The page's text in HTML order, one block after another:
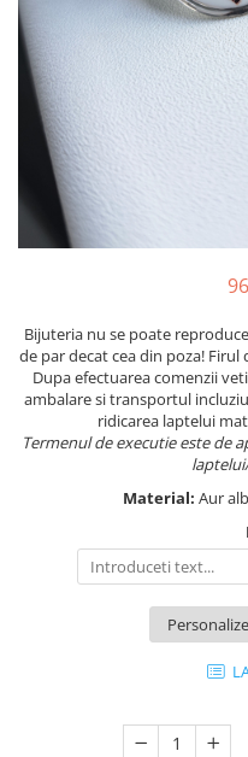
Bijuteria nu se poate
de par decat cea din poza!
Dupa efectuarea comenzii
ambalare si transportul
ridicarea laptelui
Termenul de executie este de
Material: Aur